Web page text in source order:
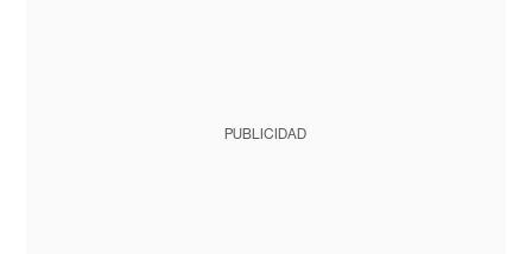
PUBLICIDAD